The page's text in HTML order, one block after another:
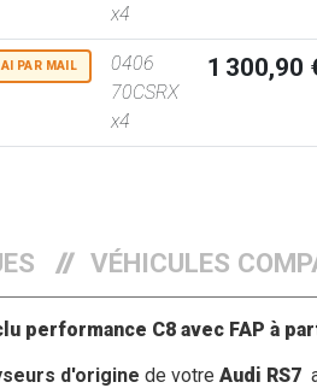
x4
PAR MAIL
0406
70CSRX
x4
1 300,90
VÉHICULES
performance C8 avec FAP à
d'origine de votre Audi RS7